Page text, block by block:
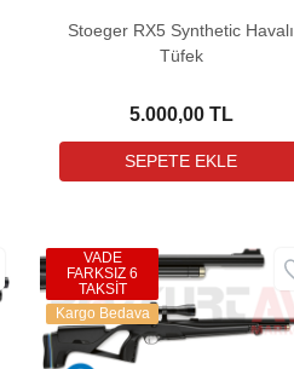
Stoeger RX5 Synthetic Havalı
Tüfek
5.000,00 TL
VADE
FARKSIZ 6
TAKSİT
Kargo Bedava